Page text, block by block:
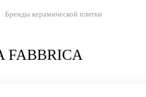
Бренды керамической плитки
FABBRICA